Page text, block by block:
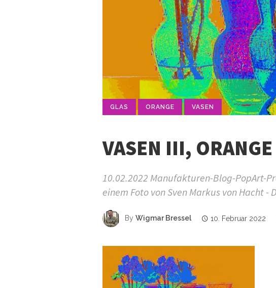
GLAS ORANGE VASEN
VASEN III, ORANGE
10.02.2022 Manufakturen-Blog-PopArt-
einem Foto von Sven Markus von Hacht -
By Wigmar Bressel 10. Februar 2022